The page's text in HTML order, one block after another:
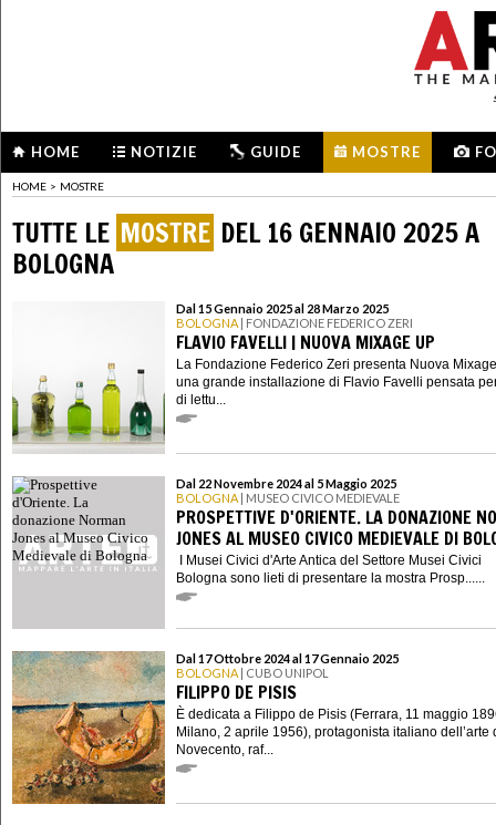
HOME NOTIZIE GUIDE MOSTRE
HOME > MOSTRE
TUTTE LE MOSTRE DEL 16 GENNAIO 2025 A
BOLOGNA
Dal 15 Gennaio 2025 al 28 Marzo 2025
BOLOGNA | FONDAZIONE FEDERICO ZERI
FLAVIO FAVELLI | NUOVA MIXAGE UP
La Fondazione Federico Zeri presenta Nuova
una grande installazione di Flavio Favelli pensata
di lettu...
Dal 22 Novembre 2024 al 5 Maggio 2025
BOLOGNA | MUSEO CIVICO MEDIEVALE
PROSPETTIVE D'ORIENTE. LA DONAZIONE
JONES AL MUSEO CIVICO MEDIEVALE DI
I Musei Civici d'Arte Antica del Settore Musei Civici
Bologna sono lieti di presentare la mostra Prosp......
Dal 17 Ottobre 2024 al 17 Gennaio 2025
BOLOGNA | CUBO UNIPOL
FILIPPO DE PISIS
È dedicata a Filippo de Pisis (Ferrara, 11 maggio
Milano, 2 aprile 1956), protagonista italiano dell’arte
Novecento, raf...